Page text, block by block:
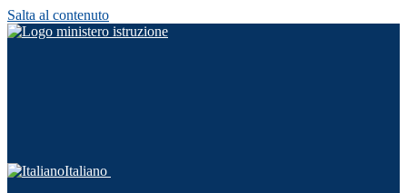
Salta al contenuto
Italiano